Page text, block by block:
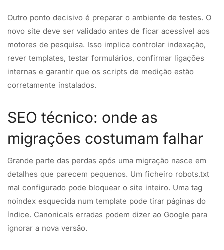
Outro ponto decisivo é preparar o ambiente de testes. O
novo site deve ser validado antes de ficar acessível aos
motores de pesquisa. Isso implica controlar indexação,
rever templates, testar formulários, confirmar ligações
internas e garantir que os scripts de medição estão
corretamente instalados.
SEO técnico: onde as
migrações costumam falhar
Grande parte das perdas após uma migração nasce em
detalhes que parecem pequenos. Um ficheiro robots.txt
mal configurado pode bloquear o site inteiro. Uma tag
noindex esquecida num template pode tirar páginas do
índice. Canonicals erradas podem dizer ao Google para
ignorar a nova versão.